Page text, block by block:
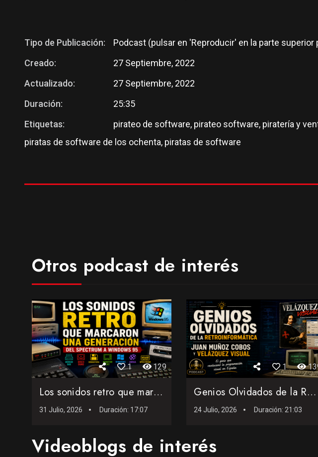
Tipo de Publicación:
Podcast (pulsar en 'Reproducir' en la parte superior
Creado:
27 Septiembre, 2022
Actualizado:
27 Septiembre, 2022
Duración:
25:35
Etiquetas:
pirateo de software, pirateo software, piratería y
piratas de software de los ochenta, piratas de software
Otros podcast de interés
1 129
Los sonidos retro que marcaron una generación: del Spectrum...
31 Julio, 2026 Duración: 17:07
1
Genios Olvidados de la Retroinformática: Juan Muñoz Cobos ...
24 Julio, 2026 Duración:21:03
Videoblogs de interés